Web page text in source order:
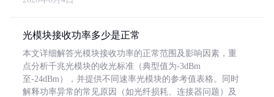
光模块接收功率多少是正常
本文详细解答光模块接收功率的正常范围及影响因素，重
点分析千兆光模块的收光标准（典型值为-3dBm
至-24dBm），并提供不同速率光模块的参考值表格。同时
解释功率异常的常见原因（如光纤损耗、连接器问题）及